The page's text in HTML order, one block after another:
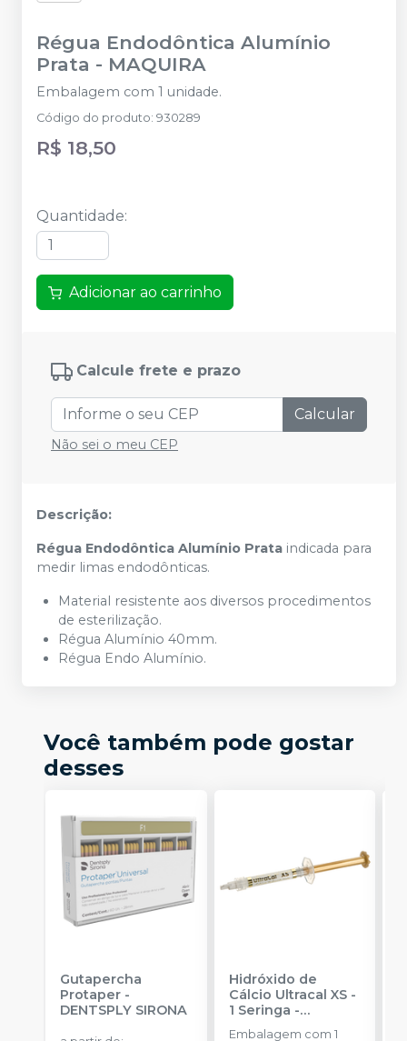
Régua Endodôntica Alumínio
Prata - MAQUIRA
Embalagem com 1 unidade.
Código do produto: 930289
R$ 18,50
Quantidade:
Adicionar ao carrinho
Calcule frete e prazo
Calcular
Não sei o meu CEP
Descrição:
Régua Endodôntica Alumínio Prata indicada para
medir limas endodônticas.
Material resistente aos diversos procedimentos
de esterilização.
Régua Alumínio 40mm.
Régua Endo Alumínio.
Você também pode gostar
desses
Gutapercha
Protaper -
DENTSPLY SIRONA
Hidróxido de
Cálcio Ultracal XS -
1 Seringa -
ULTRADENT
Embalagem com 1